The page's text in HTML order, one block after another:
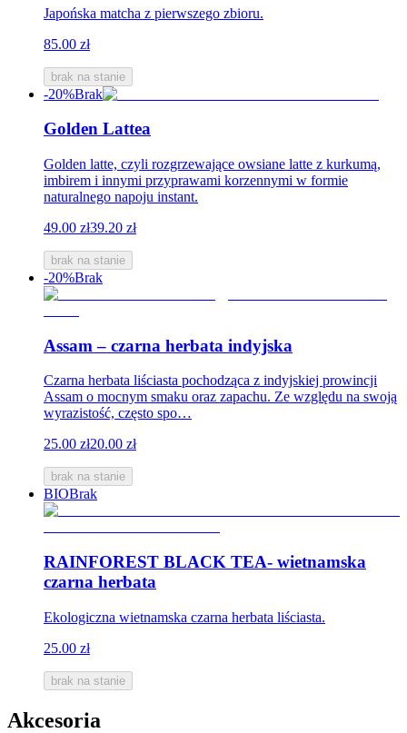
Japońska matcha z pierwszego zbioru.
85.00 zł
brak na stanie
-20%Brak
Golden Lattea
Golden latte, czyli rozgrzewające owsiane latte z kurkumą,
imbirem i innymi przyprawami korzennymi w formie
naturalnego napoju instant.
49.00 zł39.20 zł
brak na stanie
-20%Brak
Assam – czarna herbata indyjska
Czarna herbata liściasta pochodząca z indyjskiej prowincji
Assam o mocnym smaku oraz zapachu. Ze względu na swoją
wyrazistość, często spo…
25.00 zł20.00 zł
brak na stanie
BIOBrak
RAINFOREST BLACK TEA- wietnamska
czarna herbata
Ekologiczna wietnamska czarna herbata liściasta.
25.00 zł
brak na stanie
Akcesoria